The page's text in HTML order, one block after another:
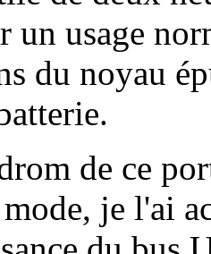
un usage
du noyau
de ce
je l'ai